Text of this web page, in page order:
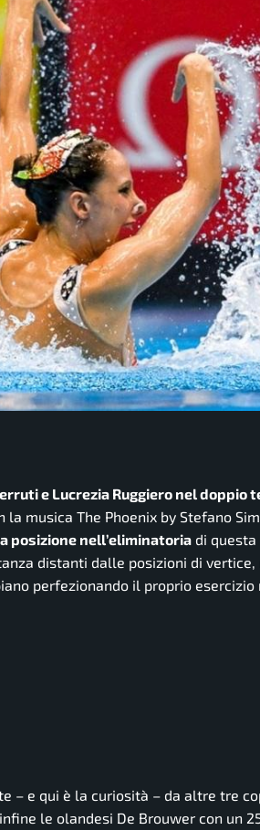
e Lucrezia Ruggiero nel doppio
musica The Phoenix by Stefano
posizione nell’eliminatoria di questa
distanti dalle posizioni di vertice,
perfezionando il proprio esercizio
– e qui è la curiosità – da altre tre
le olandesi De Brouwer con un